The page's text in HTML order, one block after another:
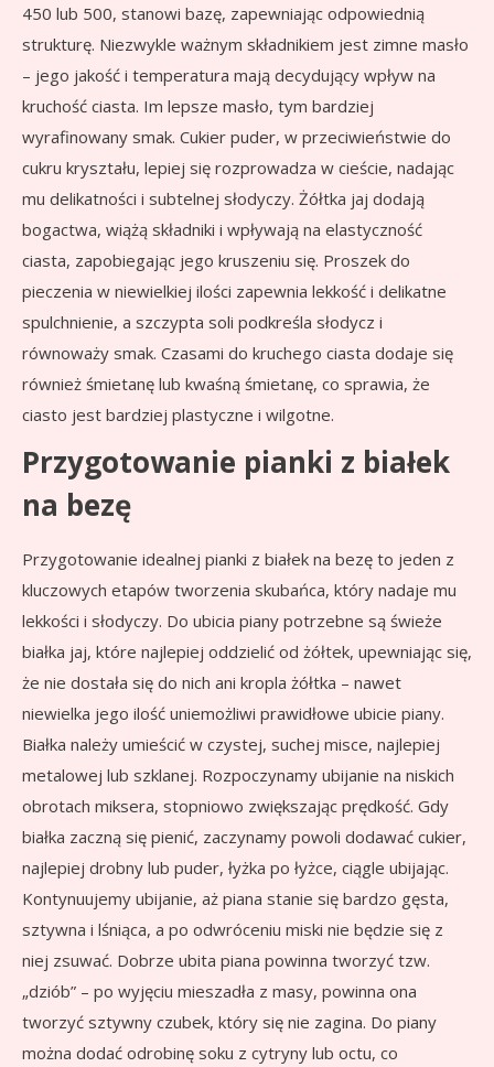
450 lub 500, stanowi bazę, zapewniając odpowiednią
strukturę. Niezwykle ważnym składnikiem jest zimne masło
– jego jakość i temperatura mają decydujący wpływ na
kruchość ciasta. Im lepsze masło, tym bardziej
wyrafinowany smak. Cukier puder, w przeciwieństwie do
cukru kryształu, lepiej się rozprowadza w cieście, nadając
mu delikatności i subtelnej słodyczy. Żółtka jaj dodają
bogactwa, wiążą składniki i wpływają na elastyczność
ciasta, zapobiegając jego kruszeniu się. Proszek do
pieczenia w niewielkiej ilości zapewnia lekkość i delikatne
spulchnienie, a szczypta soli podkreśla słodycz i
równoważy smak. Czasami do kruchego ciasta dodaje się
również śmietanę lub kwaśną śmietanę, co sprawia, że
ciasto jest bardziej plastyczne i wilgotne.
Przygotowanie pianki z białek
na bezę
Przygotowanie idealnej pianki z białek na bezę to jeden z
kluczowych etapów tworzenia skubańca, który nadaje mu
lekkości i słodyczy. Do ubicia piany potrzebne są świeże
białka jaj, które najlepiej oddzielić od żółtek, upewniając się,
że nie dostała się do nich ani kropla żółtka – nawet
niewielka jego ilość uniemożliwi prawidłowe ubicie piany.
Białka należy umieścić w czystej, suchej misce, najlepiej
metalowej lub szklanej. Rozpoczynamy ubijanie na niskich
obrotach miksera, stopniowo zwiększając prędkość. Gdy
białka zaczną się pienić, zaczynamy powoli dodawać cukier,
najlepiej drobny lub puder, łyżka po łyżce, ciągle ubijając.
Kontynuujemy ubijanie, aż piana stanie się bardzo gęsta,
sztywna i lśniąca, a po odwróceniu miski nie będzie się z
niej zsuwać. Dobrze ubita piana powinna tworzyć tzw.
„dziób” – po wyjęciu mieszadła z masy, powinna ona
tworzyć sztywny czubek, który się nie zagina. Do piany
można dodać odrobinę soku z cytryny lub octu, co